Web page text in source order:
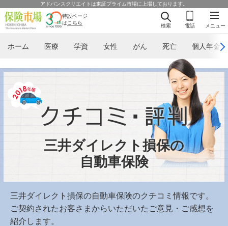
アドバンスクリエイトは東証プライム市場に上場しております。
メニュー
検索 電話
特設ページ
は こちら
ホーム 医療 学資 女性 がん 死亡 個人年金
三井ダイレクト損保の
自動車保険
三井ダイレクト損保の自動車保険のクチコミ情報です。
ご契約されたお客さまからいただいたご意見・ご感想を
紹介します。